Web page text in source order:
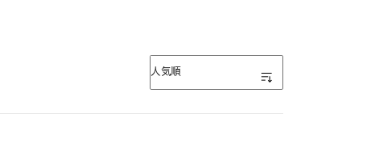
表示順
人気順